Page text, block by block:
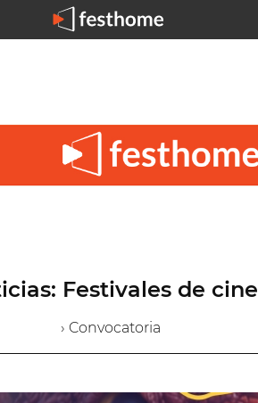
Festivales de cine
› Convocatoria